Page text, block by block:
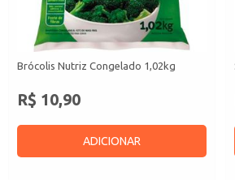
Brócolis Nutriz Congelado 1,02kg
R$ 10,90
ADICIONAR